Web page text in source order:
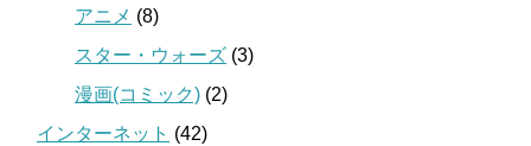
アニメ (8)
スター・ウォーズ (3)
漫画(コミック) (2)
インターネット (42)